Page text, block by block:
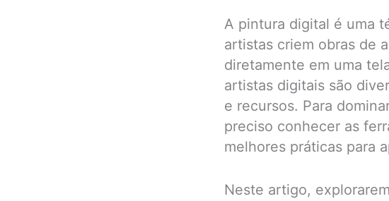
A pintura digital é uma
artistas criem obras de
diretamente em uma
artistas digitais são
e recursos. Para
preciso conhecer as
melhores práticas para
Neste artigo,